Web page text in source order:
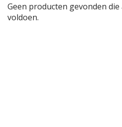
Geen producten gevonden
voldoen.